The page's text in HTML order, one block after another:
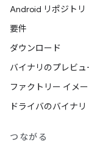
W3C ソフ
表示を含め
新たなコー
表示による
ドキュメン
Android リポジトリ
要件
ダウンロード
バイナリのプレビュ
ファクトリー イメ
ドライバのバイナリ
つながる